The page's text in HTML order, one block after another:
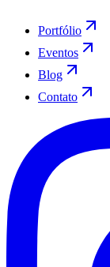
Portfólio
Eventos
Blog
Contato